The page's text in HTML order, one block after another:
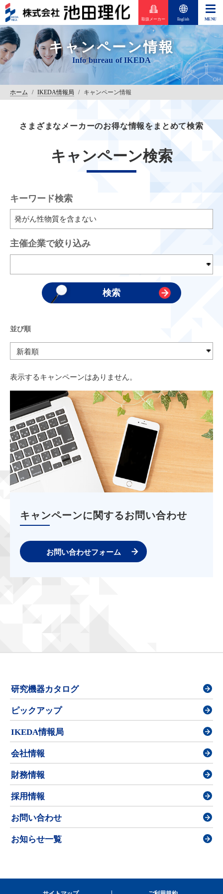
取扱メーカー English
キャンペーン情報
ホーム / IKEDA情報局 / キャンペーン情報
さまざまなメーカーのお得な情報をまとめて検索
キャンペーン検索
キーワード検索
主催企業で絞り込み
並び順
表示するキャンペーンはありません。
キャンペーンに関するお問い合わせ
お問い合わせフォーム
研究機器カタログ
ピックアップ
IKEDA情報局
会社情報
財務情報
採用情報
お問い合わせ
お知らせ一覧